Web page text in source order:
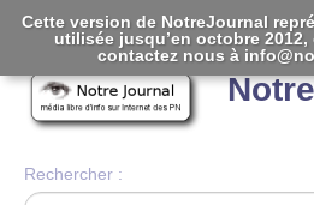
Rechercher :
Cette version de NotreJournal
utilisée jusqu’en octobre
contactez nous à